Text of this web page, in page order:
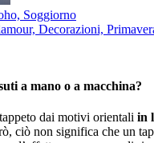
a mano o a macchina?
dai motivi orientali in
ciò non significa che un